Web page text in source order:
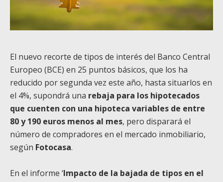
El nuevo recorte de tipos de interés del Banco Central
Europeo (BCE) en 25 puntos básicos, que los ha
reducido por segunda vez este año, hasta situarlos en
el 4%, supondrá una rebaja para los hipotecados
que cuenten con una hipoteca variables de entre
80 y 190 euros menos al mes, pero disparará el
número de compradores en el mercado inmobiliario,
según Fotocasa.
En el informe ‘Impacto de la bajada de tipos en el